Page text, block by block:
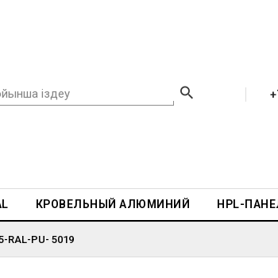
КРОВЕЛЬНЫЙ АЛЮМИНИЙ HPL-
RAL-PU- 5019